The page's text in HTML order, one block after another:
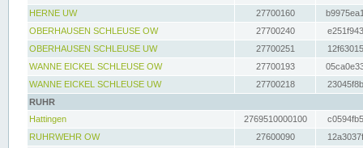
HERNE UW
27700160
OBERHAUSEN SCHLEUSE OW
27700240
OBERHAUSEN SCHLEUSE UW
27700251
WANNE EICKEL SCHLEUSE OW
27700193
WANNE EICKEL SCHLEUSE UW
27700218
RUHR
Hattingen
2769510000100
RUHRWEHR OW
27600090